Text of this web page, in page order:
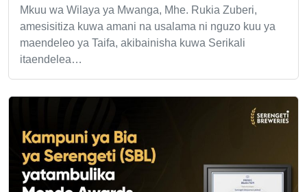
Mkuu wa Wilaya ya Mwanga, Mhe. Rukia Zuberi,
amesisitiza kuwa amani na usalama ni nguzo kuu ya
maendeleo ya Taifa, akibainisha kuwa Serikali
itaendelea…